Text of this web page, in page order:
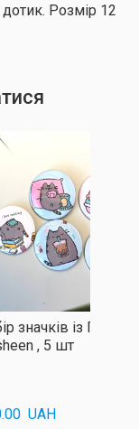
Розмір 12
значків із
, 5 шт
UAH